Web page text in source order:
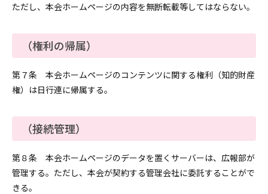
ただし、本会ホームページの内容を無断転載等してはならない。
（権利の帰属）
第７条 本会ホームページのコンテンツに関する権利（知的財産
権）は日行連に帰属する。
（接続管理）
第８条 本会ホームページのデータを置くサーバーは、広報部が
管理する。ただし、本会が契約する管理会社に委託することがで
きる。